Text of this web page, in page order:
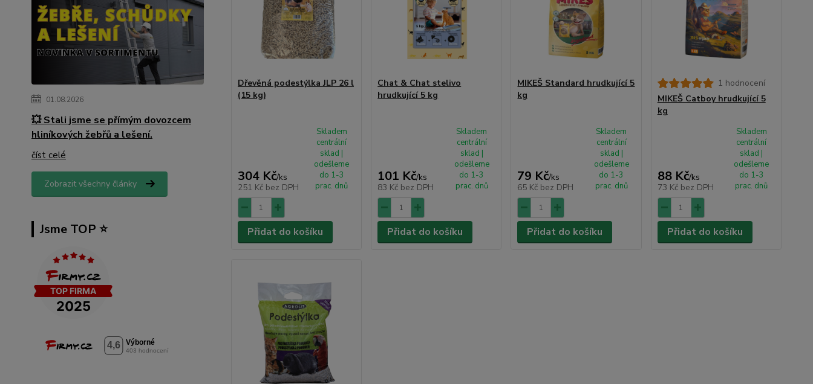
01.08.2026
💥 Stali jsme se přímým dovozcem
hliníkových žebřů a lešení.
číst celé
Zobrazit všechny články
Jsme TOP ⭐️
Dřevěná podestýlka JLP 26 l
(15 kg)
304 Kč/ks
251 Kč bez DPH
Skladem
centrální
sklad |
odešleme
do 1-3
prac. dnů
Přidat do košíku
Chat & Chat stelivo
hrudkující 5 kg
101 Kč/ks
83 Kč bez DPH
Skladem
centrální
sklad |
odešleme
do 1-3
prac. dnů
Přidat do košíku
MIKEŠ Standard hrudkující 5
kg
79 Kč/ks
65 Kč bez DPH
Skladem
centrální
sklad |
odešleme
do 1-3
prac. dnů
Přidat do košíku
1 hodnocení
MIKEŠ Catboy hrudkující 5
kg
88 Kč/ks
73 Kč bez DPH
Skladem
centrální
sklad |
odešleme
do 1-3
prac. dnů
Přidat do košíku